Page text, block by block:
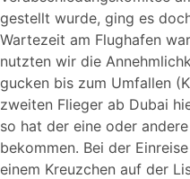
gestellt wurde, ging es
Wartezeit am Flughafen
nutzten wir die
gucken bis zum Umfallen
zweiten Flieger ab Dubai
so hat der eine oder
bekommen. Bei der
einem Kreuzchen auf der